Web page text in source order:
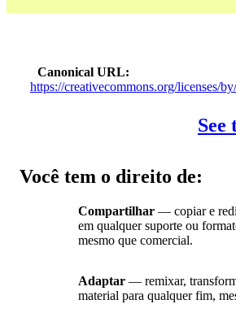
Canonical URL
https://creativecommons.org/licenses/
See
Você tem o direito de:
Compartilhar — copiar e
em qualquer suporte ou
mesmo que comercial.
Adaptar — remixar,
material para qualquer fim,